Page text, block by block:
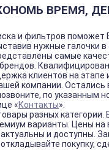
ВРЕМЯ,
и фильтров поможет
нужные галочки в
самые
клиентов на этапе
компании. Остались
по указанным
«Контакты».
разных категории.
варианты. Цены на
и доступны.
покупку,